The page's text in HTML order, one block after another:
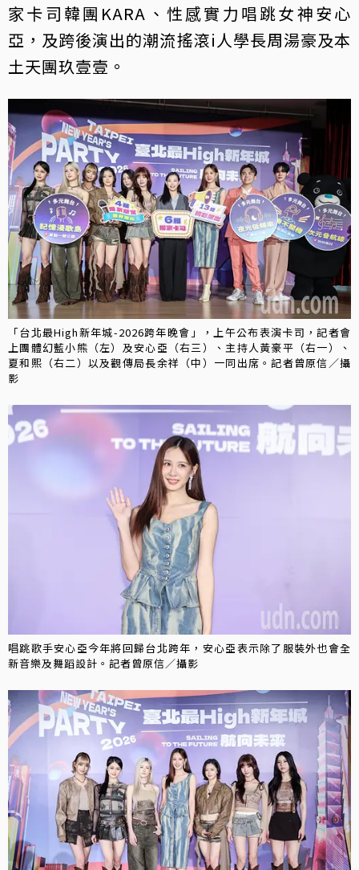
家卡司韓團KARA、性感實力唱跳女神安心
亞，及跨後演出的潮流搖滾i人學長周湯豪及本
土天團玖壹壹。
「台北最High新年城-2026跨年晚會」，上午公布表演卡司，記者會
上團體幻藍小熊（左）及安心亞（右三）、主持人黃豪平（右一）、
夏和熙（右二）以及觀傳局長余祥（中）一同出席。記者曾原信／攝
影
唱跳歌手安心亞今年將回歸台北跨年，安心亞表示除了服裝外也會全
新音樂及舞蹈設計。記者曾原信／攝影